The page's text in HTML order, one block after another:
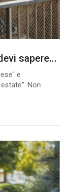
sapere...
e
Non